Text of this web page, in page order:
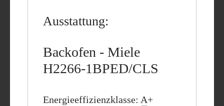
Ausstattung:
Backofen - Miele
H2266-1BPED/CLS
Energieeffizienzklasse: A+